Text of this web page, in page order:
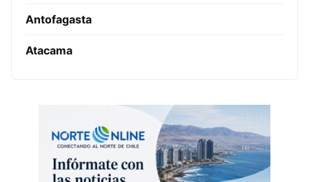
Antofagasta
Atacama